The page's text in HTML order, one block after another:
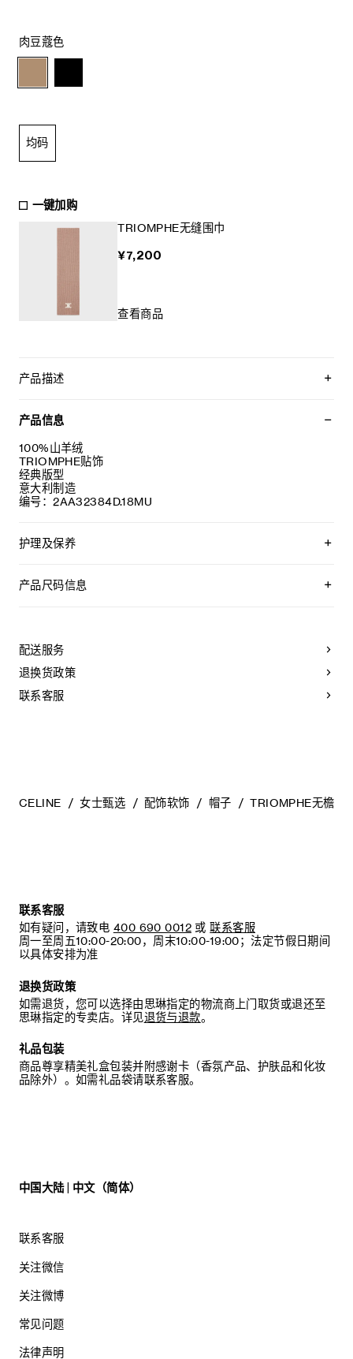
肉豆蔻色
均码
一键加购
TRIOMPHE无缝围巾
¥7,200
查看商品
产品描述
产品信息
100%山羊绒
TRIOMPHE贴饰
经典版型
意大利制造
编号：2AA32384D.18MU
护理及保养
仅使用不含漂白剂的洗衣产品。
产品尺码信息
配送服务
退换货政策
联系客服
CELINE 女士甄选 配饰软饰 帽子 TRIOMPHE无檐帽
联系客服
如有疑问，请致电 400 690 0012 或 联系客服
周一至周五10:00-20:00，周末10:00-19:00；法定节假日期间
以具体安排为准
退换货政策
如需退货，您可以选择由思琳指定的物流商上门取货或退还至
思琳指定的专卖店。详见退货与退款。
礼品包装
商品尊享精美礼盒包装并附感谢卡（香氛产品、护肤品和化妆
品除外）。如需礼品袋请联系客服。
中国大陆 | 中文（简体）
联系客服
关注微信
关注微博
常见问题
法律声明